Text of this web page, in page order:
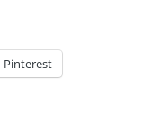
Pinterest